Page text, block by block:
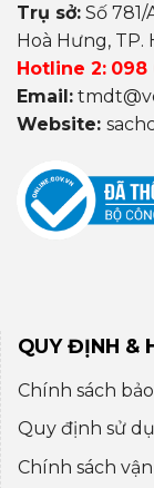
Trụ sở: Số
Hoà Hưng, TP.
Hotline 2: 098
Email:
Website:
QUY ĐỊNH &
Chính sách
Quy định sử
Chính sách